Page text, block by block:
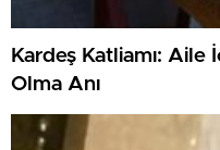
Kardeş Katliamı: Aile
Olma Anı